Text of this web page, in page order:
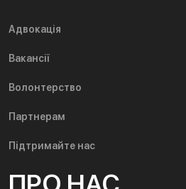
Адвокація
Вакансії
Волонтерство
Партнерам
Підтримайте нас